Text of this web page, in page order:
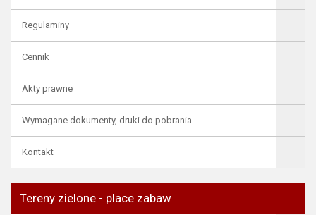
Regulaminy
Cennik
Akty prawne
Wymagane dokumenty, druki do pobrania
Kontakt
Tereny zielone - place zabaw